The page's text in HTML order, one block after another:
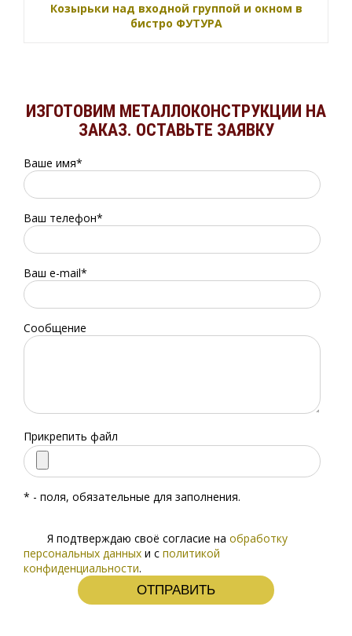
Козырьки над входной группой и окном в
бистро ФУТУРА
ИЗГОТОВИМ МЕТАЛЛОКОНСТРУКЦИИ НА
ЗАКАЗ. ОСТАВЬТЕ ЗАЯВКУ
Ваше имя*
Ваш телефон*
Ваш e-mail*
Сообщение
Прикрепить файл
* - поля, обязательные для заполнения.
Я подтверждаю своё согласие на обработку
персональных данных и с политикой
конфиденциальности.